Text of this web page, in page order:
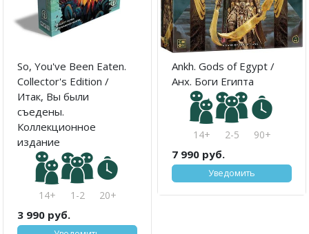
So, You've Been Eaten.
Collector's Edition /
Итак, Вы были
съедены.
Коллекционное
издание
14+ 1-2 20+
3 990 руб.
Ankh. Gods of Egypt /
Анх. Боги Египта
14+ 2-5 90+
7 990 руб.
Уведомить